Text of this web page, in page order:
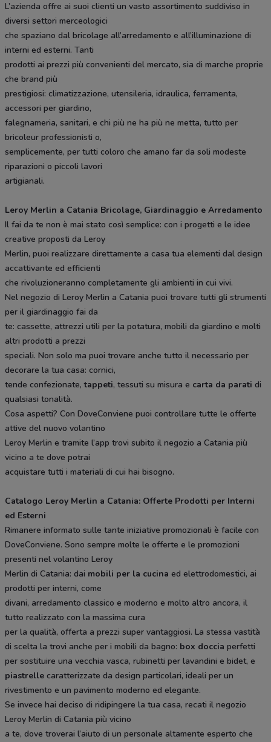
L’azienda offre ai suoi clienti un vasto assortimento suddiviso in
diversi settori merceologici
che spaziano dal bricolage all’arredamento e all’illuminazione di
interni ed esterni. Tanti
prodotti ai prezzi più convenienti del mercato, sia di marche proprie
che brand più
prestigiosi: climatizzazione, utensileria, idraulica, ferramenta,
accessori per giardino,
falegnameria, sanitari, e chi più ne ha più ne metta, tutto per
bricoleur professionisti o,
semplicemente, per tutti coloro che amano far da soli modeste
riparazioni o piccoli lavori
artigianali.
Leroy Merlin a Catania Bricolage, Giardinaggio e Arredamento
Il fai da te non è mai stato così semplice: con i progetti e le idee
creative proposti da Leroy
Merlin, puoi realizzare direttamente a casa tua elementi dal design
accattivante ed efficienti
che rivoluzioneranno completamente gli ambienti in cui vivi.
Nel negozio di Leroy Merlin a Catania puoi trovare tutti gli strumenti
per il giardinaggio fai da
te: cassette, attrezzi utili per la potatura, mobili da giardino e molti
altri prodotti a prezzi
speciali. Non solo ma puoi trovare anche tutto il necessario per
decorare la tua casa: cornici,
tende confezionate,tappeti, tessuti su misura e carta da parati di
qualsiasi tonalità.
Cosa aspetti? Con DoveConviene puoi controllare tutte le offerte
attive del nuovo volantino
Leroy Merlin e tramite l’app trovi subito il negozio a Catania più
vicino a te dove potrai
acquistare tutti i materiali di cui hai bisogno.
Catalogo Leroy Merlin a Catania: Offerte Prodotti per Interni
ed Esterni
Rimanere informato sulle tante iniziative promozionali è facile con
DoveConviene. Sono sempre molte le offerte e le promozioni
presenti nel volantino Leroy
Merlin di Catania: dai mobili per la cucina ed elettrodomestici, ai
prodotti per interni, come
divani, arredamento classico e moderno e molto altro ancora, il
tutto realizzato con la massima cura
per la qualità, offerta a prezzi super vantaggiosi. La stessa vastità
di scelta la trovi anche per i mobili da bagno: box doccia perfetti
per sostituire una vecchia vasca, rubinetti per lavandini e bidet, e
piastrelle caratterizzate da design particolari, ideali per un
rivestimento e un pavimento moderno ed elegante.
Se invece hai deciso di ridipingere la tua casa, recati il negozio
Leroy Merlin di Catania più vicino
a te, dove troverai l’aiuto di un personale altamente esperto che